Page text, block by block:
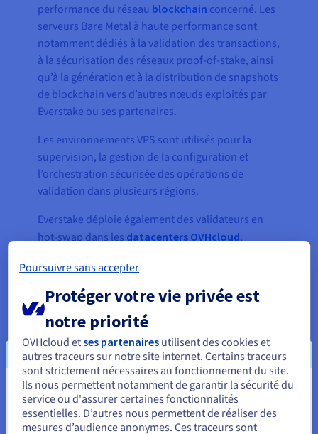
performance du réseau blockchain concerné. Les
serveurs Bare Metal à haute performance sont
notamment dédiés à la validation des transactions,
à la sécurisation des réseaux proof-of-stake, ainsi
qu’à la génération et à la distribution de snapshots
de blockchain vers d’autres nœuds exploités par
Everstake ou ses partenaires.
Les environnements VPS sont utilisés pour la
supervision, la gestion de la configuration et
l’orchestration sécurisée des opérations de
validation dans plusieurs régions.
Everstake déploie également des validateurs en
hot-swap dans lesdatacenters OVHcloud,
en cas d’interruption imprévue, assurant ainsi une
continuité de service sans interruption.
Le résultat
L’approche rigoureuse, multicouche et stratégique
adoptée par Everstake en matière d’infrastructure
garantit aujourd’hui une isolation opérationnelle,
Vous semblez être localisé en États-
Unis.
Poursuivre sans accepter
Protéger votre vie privée est
notre priorité
OVHcloud etses partenaires utilisent des cookies et
autres traceurs sur notre site internet. Certains traceurs
sont strictement nécessaires au fonctionnement du site.
Ils nous permettent notamment de garantir la sécurité du
service ou d'assurer certaines fonctionnalités
essentielles. D’autres nous permettent de réaliser des
mesures d’audience anonymes. Ces traceurs sont